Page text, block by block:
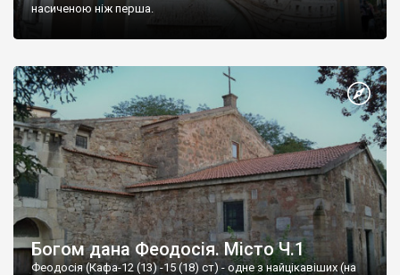
насиченою ніж перша.
Богом дана Феодосія. Місто Ч.1
Феодосія (Кафа-12 (13) -15 (18) ст) - одне з найцікавіших (на